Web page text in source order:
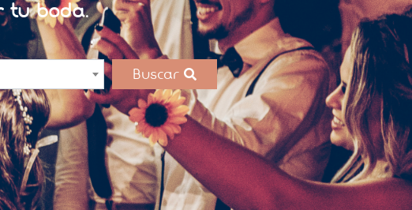
tu boda.
Buscar